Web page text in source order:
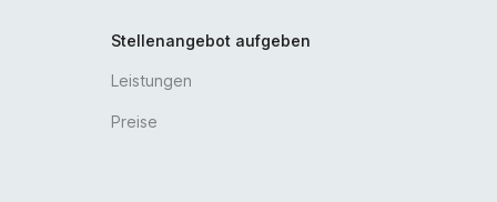
Stellenangebot aufgeben
Leistungen
Preise